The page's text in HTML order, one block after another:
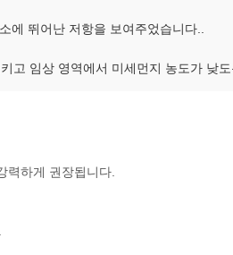
에 뛰어난 저항을 보여주었습니다..
고 임상 영역에서 미세먼지 농도가 낮
력하게 권장됩니다.